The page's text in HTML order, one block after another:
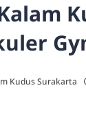
Kudus Surakarta